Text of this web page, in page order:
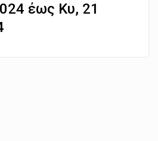
έως Κυ, 21